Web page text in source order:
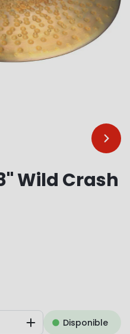
…
Wild Crash
AugmenterDisponible